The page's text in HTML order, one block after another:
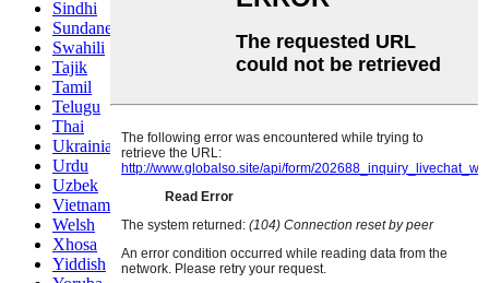
Sindhi
Sundanese
Swahili
Tajik
Tamil
Telugu
Thai
Ukrainian
Urdu
Uzbek
Vietnamese
Welsh
Xhosa
Yiddish